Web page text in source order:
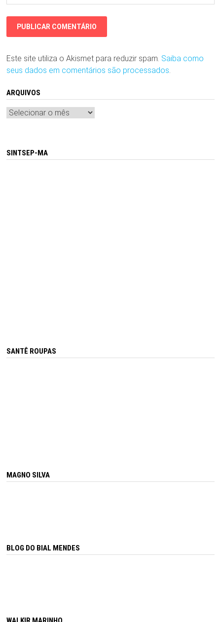
Este site utiliza o Akismet para reduzir spam. Saiba como
seus dados em comentários são processados.
ARQUIVOS
Arquivos
SINTSEP-MA
SANTÊ ROUPAS
MAGNO SILVA
BLOG DO BIAL MENDES